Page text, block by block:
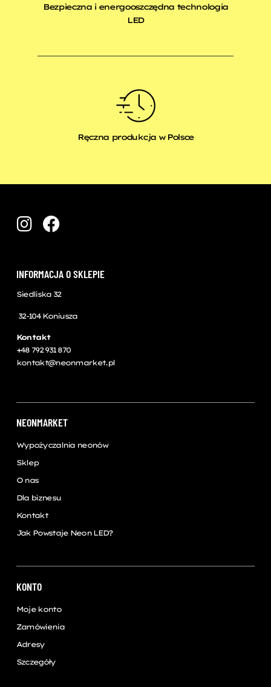
Bezpieczna i energooszczędna technologia
LED
Ręczna produkcja w Polsce
INFORMACJA O SKLEPIE
Siedliska 32
32-104 Koniusza
Kontakt
+48 792 931 870
kontakt@neonmarket.pl
NEONMARKET
Wypożyczalnia neonów
Sklep
O nas
Dla biznesu
Kontakt
Jak Powstaje Neon LED?
KONTO
Moje konto
Zamówienia
Adresy
Szczegóły